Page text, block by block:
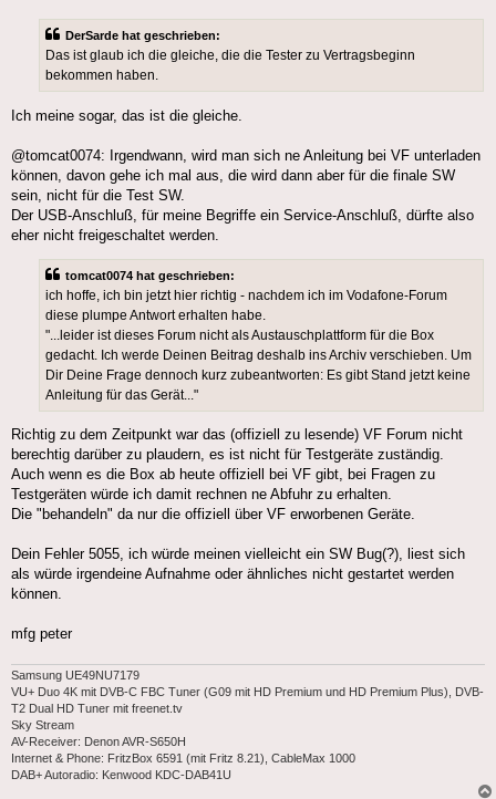
DerSarde hat geschrieben:
Das ist glaub ich die gleiche, die die Tester zu Vertragsbeginn
bekommen haben.
Ich meine sogar, das ist die gleiche.
@tomcat0074: Irgendwann, wird man sich ne Anleitung bei VF unterladen
können, davon gehe ich mal aus, die wird dann aber für die finale SW
sein, nicht für die Test SW.
Der USB-Anschluß, für meine Begriffe ein Service-Anschluß, dürfte also
eher nicht freigeschaltet werden.
tomcat0074 hat geschrieben:
ich hoffe, ich bin jetzt hier richtig - nachdem ich im Vodafone-Forum
diese plumpe Antwort erhalten habe.
"...leider ist dieses Forum nicht als Austauschplattform für die Box
gedacht. Ich werde Deinen Beitrag deshalb ins Archiv verschieben. Um
Dir Deine Frage dennoch kurz zubeantworten: Es gibt Stand jetzt keine
Anleitung für das Gerät..."
Richtig zu dem Zeitpunkt war das (offiziell zu lesende) VF Forum nicht
berechtig darüber zu plaudern, es ist nicht für Testgeräte zuständig.
Auch wenn es die Box ab heute offiziell bei VF gibt, bei Fragen zu
Testgeräten würde ich damit rechnen ne Abfuhr zu erhalten.
Die "behandeln" da nur die offiziell über VF erworbenen Geräte.
Dein Fehler 5055, ich würde meinen vielleicht ein SW Bug(?), liest sich
als würde irgendeine Aufnahme oder ähnliches nicht gestartet werden
können.
mfg peter
Samsung UE49NU7179
VU+ Duo 4K mit DVB-C FBC Tuner (G09 mit HD Premium und HD Premium Plus), DVB-
T2 Dual HD Tuner mit freenet.tv
Sky Stream
AV-Receiver: Denon AVR-S650H
Internet & Phone: FritzBox 6591 (mit Fritz 8.21), CableMax 1000
DAB+ Autoradio: Kenwood KDC-DAB41U